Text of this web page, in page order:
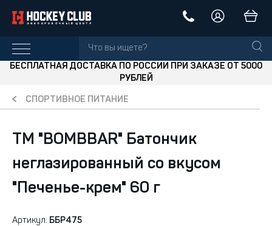
БЕСПЛАТНАЯ ДОСТАВКА ПО РОССИИ ПРИ ЗАКАЗЕ ОТ 5000
РУБЛЕЙ
СПОРТИВНОЕ ПИТАНИЕ
ТМ "BOMBBAR" Батончик
неглазированный со вкусом
"Печенье-крем" 60 г
Артикул: ББР475